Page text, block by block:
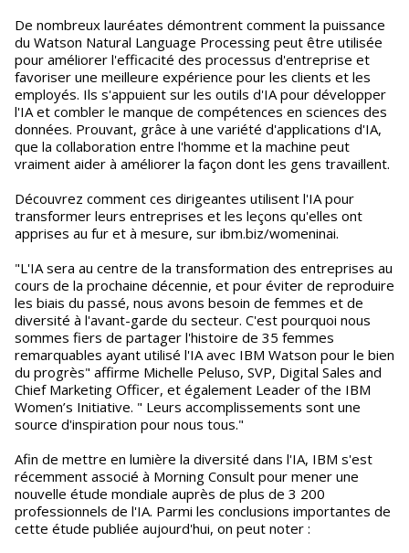
De nombreux lauréates démontrent comment la puissance
du Watson Natural Language Processing peut être utilisée
pour améliorer l'efficacité des processus d'entreprise et
favoriser une meilleure expérience pour les clients et les
employés. Ils s'appuient sur les outils d'IA pour développer
l'IA et combler le manque de compétences en sciences des
données. Prouvant, grâce à une variété d'applications d'IA,
que la collaboration entre l'homme et la machine peut
vraiment aider à améliorer la façon dont les gens travaillent.
Découvrez comment ces dirigeantes utilisent l'IA pour
transformer leurs entreprises et les leçons qu'elles ont
apprises au fur et à mesure, sur ibm.biz/womeninai.
"L'IA sera au centre de la transformation des entreprises au
cours de la prochaine décennie, et pour éviter de reproduire
les biais du passé, nous avons besoin de femmes et de
diversité à l'avant-garde du secteur. C'est pourquoi nous
sommes fiers de partager l'histoire de 35 femmes
remarquables ayant utilisé l'IA avec IBM Watson pour le bien
du progrès" affirme Michelle Peluso, SVP, Digital Sales and
Chief Marketing Officer, et également Leader of the IBM
Women’s Initiative. " Leurs accomplissements sont une
source d'inspiration pour nous tous."
Afin de mettre en lumière la diversité dans l'IA, IBM s'est
récemment associé à Morning Consult pour mener une
nouvelle étude mondiale auprès de plus de 3 200
professionnels de l'IA. Parmi les conclusions importantes de
cette étude publiée aujourd'hui, on peut noter :